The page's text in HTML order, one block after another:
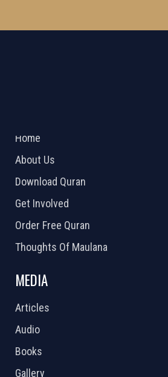
Home
About Us
Download Quran
Get Involved
Order Free Quran
Thoughts Of Maulana
MEDIA
Articles
Audio
Books
Gallery